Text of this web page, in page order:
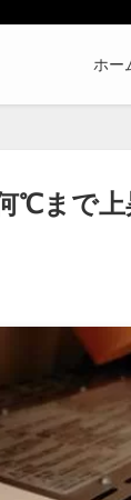
ホー
℃まで